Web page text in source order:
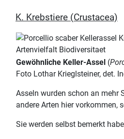
K. Krebstiere (Crustacea)
Gewöhnliche Keller-Assel (
Foto Lothar Krieglsteiner, det.
Asseln wurden schon an mehr
andere Arten hier vorkommen,
Sie werden selbst bemerkt